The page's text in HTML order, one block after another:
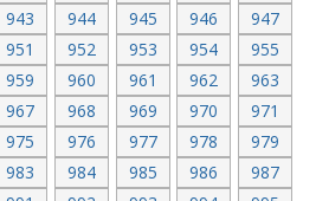
943 944 945 946
947
951 952 953 954
955
959 960 961 962
963
967 968 969 970
971
975 976 977 978
979
983 984 985 986
987